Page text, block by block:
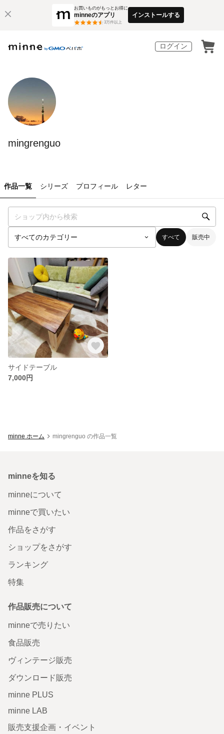
お買いものがもっとお得に
minneのアプリ
3万件以上
インストールする
ログイン
mingrenguo
作品一覧 シリーズ プロフィール レター
すべて 販売中
サイドテーブル
7,000円
minne ホーム mingrenguo の作品一覧
minneを知る
minneについて
minneで買いたい
作品をさがす
ショップをさがす
ランキング
特集
作品販売について
minneで売りたい
食品販売
ヴィンテージ販売
ダウンロード販売
minne PLUS
minne LAB
販売支援企画・イベント